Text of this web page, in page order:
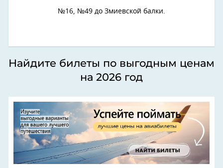
№16, №49 до Змиевской балки.
Найдите билеты по выгодным ценам
на 2026 год